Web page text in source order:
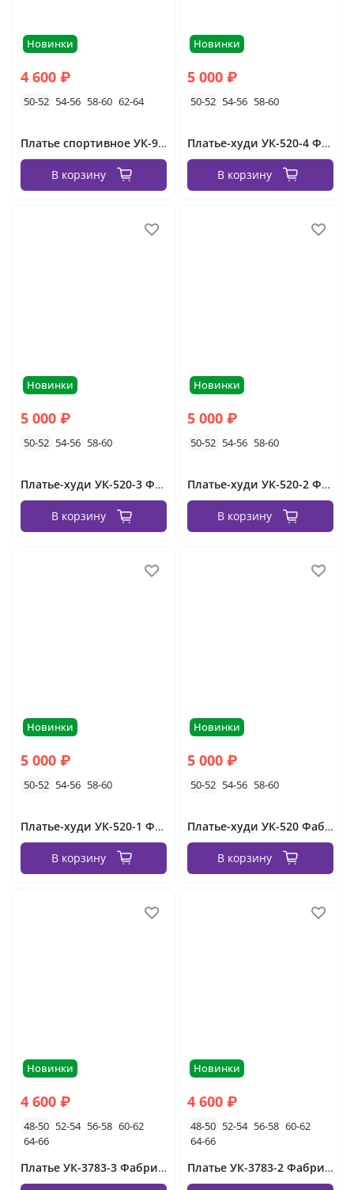
Новинки
4 600 ₽
50-52 54-56 58-60 62-64
Платье спортивное УК-986 Фабрика Моды
В корзину
Новинки
5 000 ₽
50-52 54-56 58-60
Платье-худи УК-520-4 Фабрика Моды
В корзину
Новинки
5 000 ₽
50-52 54-56 58-60
Платье-худи УК-520-3 Фабрика Моды
В корзину
Новинки
5 000 ₽
50-52 54-56 58-60
Платье-худи УК-520-2 Фабрика Моды
В корзину
Новинки
5 000 ₽
50-52 54-56 58-60
Платье-худи УК-520-1 Фабрика Моды
В корзину
Новинки
5 000 ₽
50-52 54-56 58-60
Платье-худи УК-520 Фабрика Моды
В корзину
Новинки
4 600 ₽
48-50 52-54 56-58 60-62
64-66
Платье УК-3783-3 Фабрика Моды
Новинки
4 600 ₽
48-50 52-54 56-58 60-62
64-66
Платье УК-3783-2 Фабрика Моды